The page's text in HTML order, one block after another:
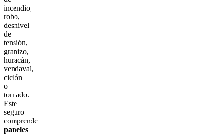
incendio,
robo,
desnivel
de
tensión,
granizo,
huracán,
vendaval,
ciclón
o
tornado.
Este
seguro
comprende
paneles